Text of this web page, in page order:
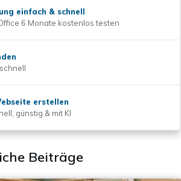
einfach & schnell
6 Monate kostenlos testen
erstellen
günstig & mit KI
Beiträge